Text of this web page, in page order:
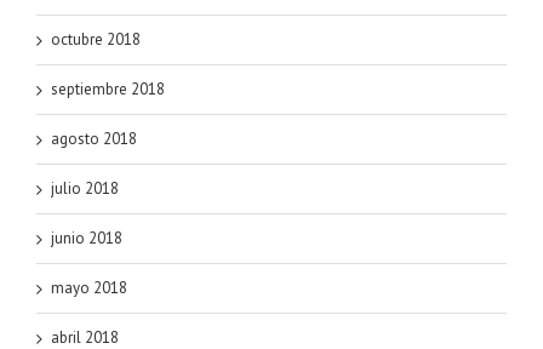
octubre 2018
septiembre 2018
agosto 2018
julio 2018
junio 2018
mayo 2018
abril 2018